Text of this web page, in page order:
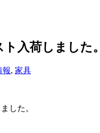
入荷しました。
報, 家具
した。